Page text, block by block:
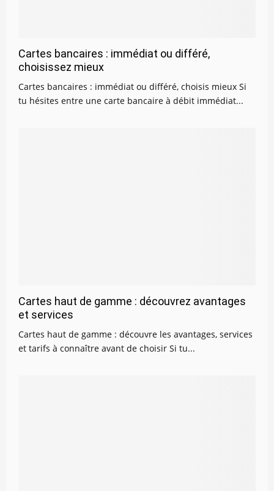
Cartes bancaires : immédiat ou différé,
choisissez mieux
Cartes bancaires : immédiat ou différé, choisis mieux Si
tu hésites entre une carte bancaire à débit immédiat...
Cartes haut de gamme : découvrez avantages
et services
Cartes haut de gamme : découvre les avantages, services
et tarifs à connaître avant de choisir Si tu...